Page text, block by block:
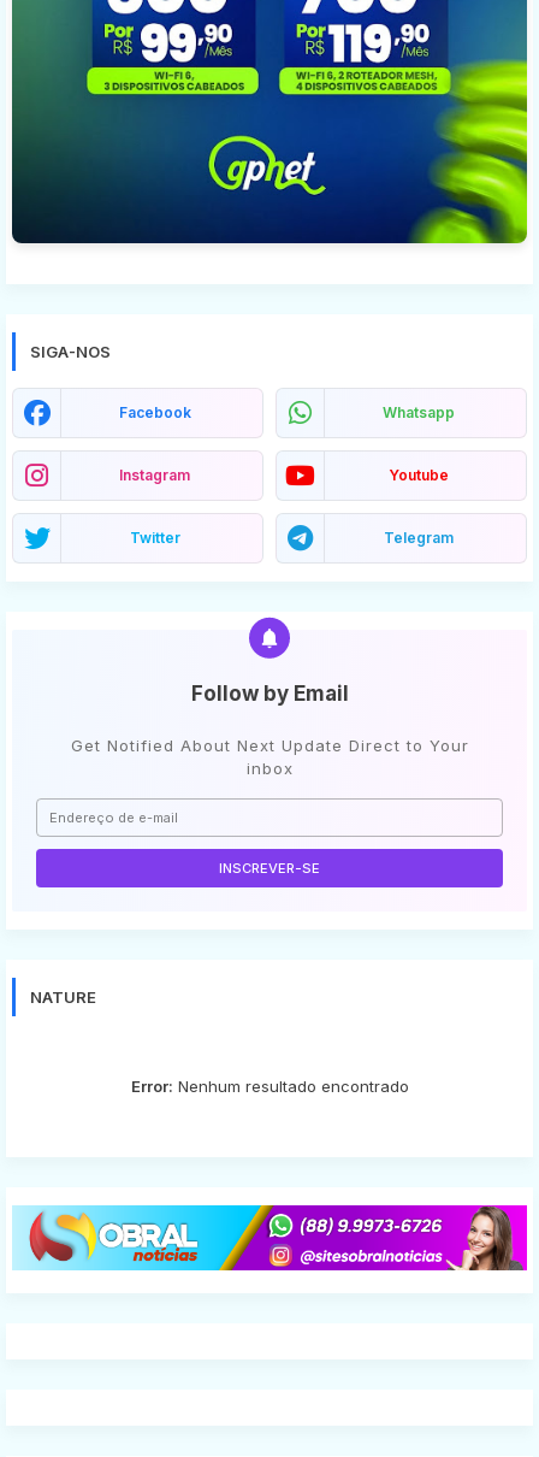
SIGA-NOS
Facebook Whatsapp
Instagram Youtube
Twitter Telegram
Follow by Email
Get Notified About Next Update Direct to Your
inbox
NATURE
Error: Nenhum resultado encontrado